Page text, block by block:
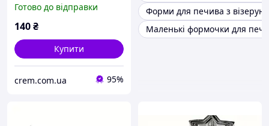
Готово до відправки
140₴
Купити
crem.com.ua 95%
Форми для печива з
Маленькі формочки для